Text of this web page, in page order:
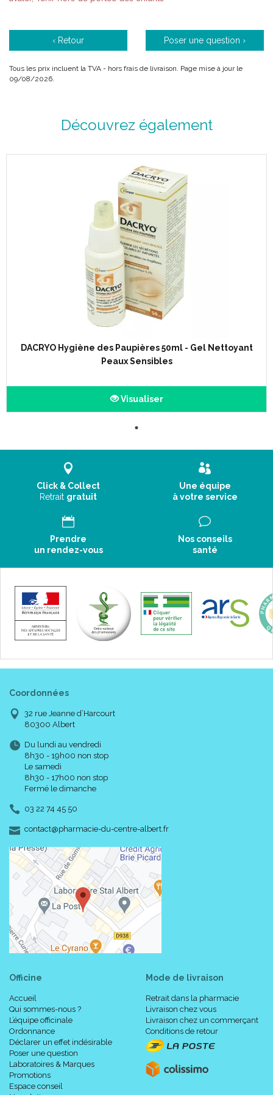
‹ Retour Poser une question ›
Tous les prix incluent la TVA - hors frais de livraison. Page mise à jour le
09/08/2026.
Découvrez également
DACRYO Hygiène des Paupières 50ml - Gel Nettoyant
Peaux Sensibles
Visualiser
Click & Collect
Retrait gratuit
Une équipe
à votre service
Prendre
un rendez-vous
Nos conseils
santé
Coordonnées
32 rue Jeanne d’Harcourt
80300 Albert
Du lundi au vendredi
8h30 - 19h00 non stop
Le samedi
8h30 - 17h00 non stop
Fermé le dimanche
03 22 74 45 50
contact-
@-
pharmacie-du-centre-albert.fr
Officine
Accueil
Qui sommes-nous ?
L’équipe officinale
Ordonnance
Déclarer un effet indésirable
Poser une question
Laboratoires & Marques
Promotions
Espace conseil
Mode de livraison
Retrait dans la pharmacie
Livraison chez vous
Livraison chez un commerçant
Conditions de retour